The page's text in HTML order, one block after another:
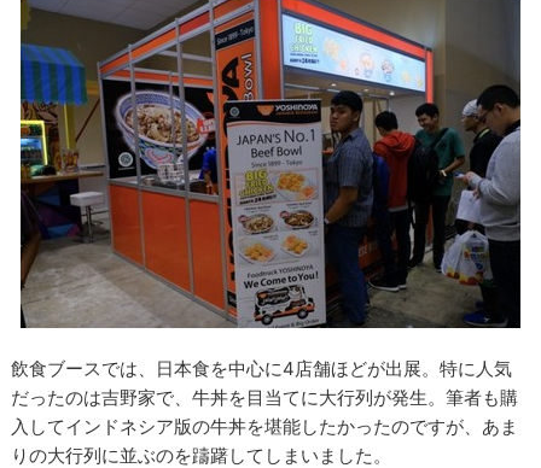
飲食ブースでは、日本食を中心に4店舗ほどが出展。特に人気
だったのは吉野家で、牛丼を目当てに大行列が発生。筆者も購
入してインドネシア版の牛丼を堪能したかったのですが、あま
りの大行列に並ぶのを躊躇してしまいました。